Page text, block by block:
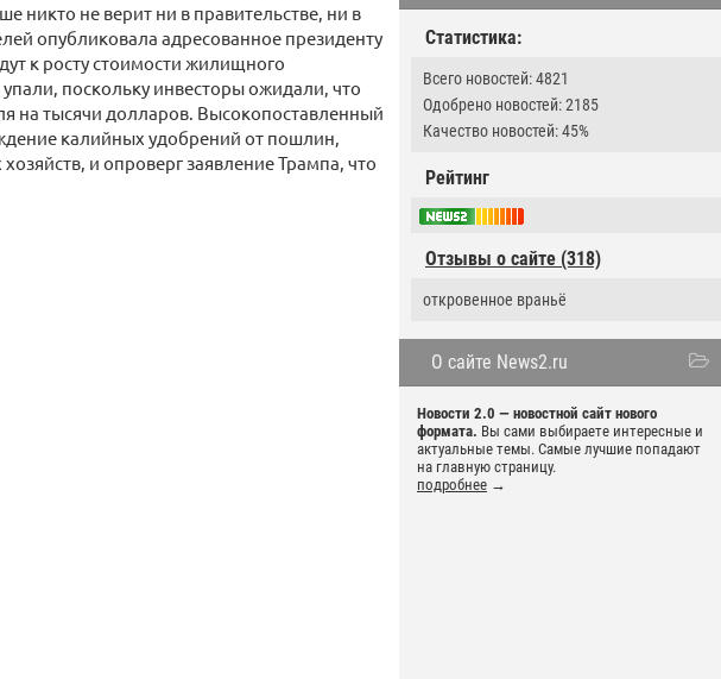
Статистика:
Всего новостей: 4821
Одобрено новостей: 2185
Качество новостей: 45%
Рейтинг
Отзывы о сайте (318)
откровенное враньё
О сайте News2.ru
Новости 2.0 — новостной сайт нового
формата. Вы сами выбираете интересные и
актуальные темы. Самые лучшие попадают
на главную страницу.
подробнее →
никто не верит ни в правительстве, ни в
опубликовала адресованное президенту
к росту стоимости жилищного
поскольку инвесторы ожидали, что
на тысячи долларов. Высокопоставленный
калийных удобрений от пошлин,
и опроверг заявление Трампа, что